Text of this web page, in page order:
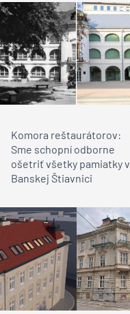
Komora reštaurátorov:
Sme schopní odborne
ošetriť všetky pamiatky v
Banskej Štiavnici